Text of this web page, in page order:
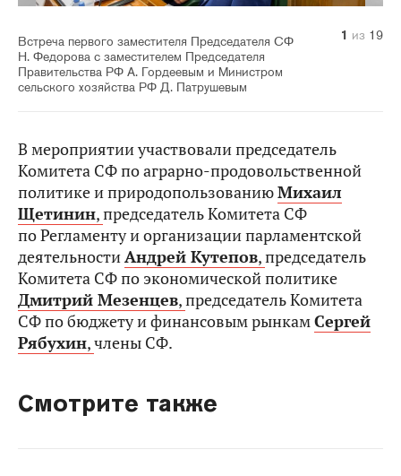
Встреча первого заместителя Председателя СФ
Н. Федорова с заместителем Председателя
Правительства РФ А. Гордеевым и Министром
сельского хозяйства РФ Д. Патрушевым
1 из 19
2 из 19
3 из 19
4 из 19
5 из 19
6 из 19
7 из 19
8 из 19
9 из 19
10 из 19
11 из 19
12 из 19
13 из 19
14 из 19
15 из 19
16 из 19
17 из 19
18 из 19
19 из 19
В мероприятии участвовали председатель
Комитета СФ по аграрно-продовольственной
политике и природопользованиюМихаил
Щетинин,председатель Комитета СФ
по Регламенту и организации парламентской
деятельностиАндрей Кутепов,председатель
Комитета СФ по экономической политике
Дмитрий Мезенцев,председатель Комитета
СФ по бюджету и финансовым рынкамСергей
Рябухин,члены СФ.
Смотрите также